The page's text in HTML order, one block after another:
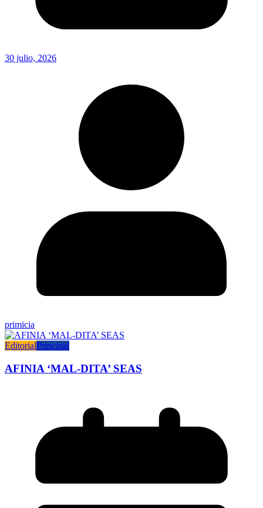
30 julio, 2026
primicia
EditorialPrincipal
AFINIA ‘MAL-DITA’ SEAS